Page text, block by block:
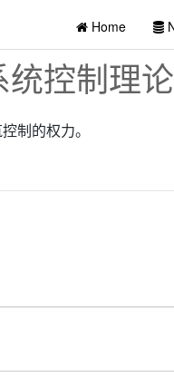
Home
统控制理
制的权力。